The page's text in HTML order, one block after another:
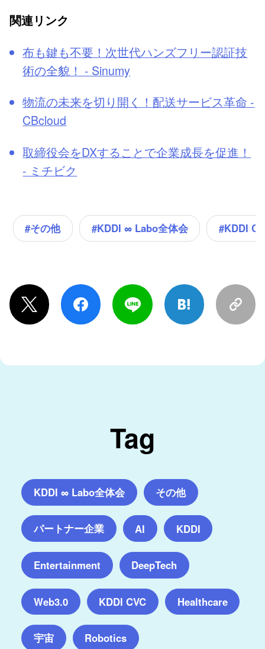
関連リンク
布も鍵も不要！次世代ハンズフリー認証技
術の全貌！ - Sinumy
物流の未来を切り開く！配送サービス革命 -
CBcloud
取締役会をDXすることで企業成長を促進！
- ミチビク
#その他 #KDDI ∞ Labo全体会 #KDDI
Tag
KDDI ∞ Labo全体会 その他
パートナー企業 AI KDDI
Entertainment DeepTech
Web3.0 KDDI CVC Healthcare
宇宙 Robotics